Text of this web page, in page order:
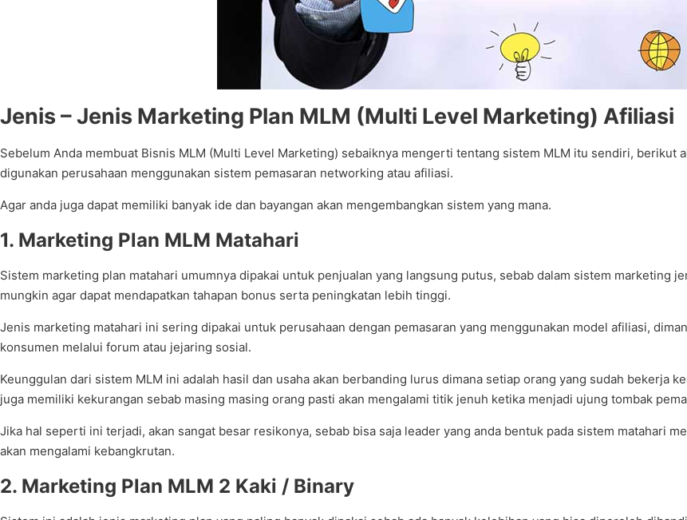
Jenis – Jenis Marketing Plan MLM (Multi Level Marketing) Afiliasi
Sebelum Anda membuat Bisnis MLM (Multi Level Marketing) sebaiknya mengerti tentang sistem MLM itu sendiri, berikut
digunakan perusahaan menggunakan sistem pemasaran networking atau afiliasi.
Agar anda juga dapat memiliki banyak ide dan bayangan akan mengembangkan sistem yang mana.
1. Marketing Plan MLM Matahari
Sistem marketing plan matahari umumnya dipakai untuk penjualan yang langsung putus, sebab dalam sistem marketing
mungkin agar dapat mendapatkan tahapan bonus serta peningkatan lebih tinggi.
Jenis marketing matahari ini sering dipakai untuk perusahaan dengan pemasaran yang menggunakan model afiliasi,
konsumen melalui forum atau jejaring sosial.
Keunggulan dari sistem MLM ini adalah hasil dan usaha akan berbanding lurus dimana setiap orang yang sudah bekerja
juga memiliki kekurangan sebab masing masing orang pasti akan mengalami titik jenuh ketika menjadi ujung tombak
Jika hal seperti ini terjadi, akan sangat besar resikonya, sebab bisa saja leader yang anda bentuk pada sistem matahari
akan mengalami kebangkrutan.
2. Marketing Plan MLM 2 Kaki / Binary